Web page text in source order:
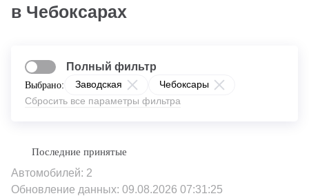
в Чебоксарах
Выбрано: Заводская
Чебоксары
Сбросить все параметры фильтра
Полный фильтр
Автомобилей: 2
Обновление данных: 09.08.2026 07:31:25